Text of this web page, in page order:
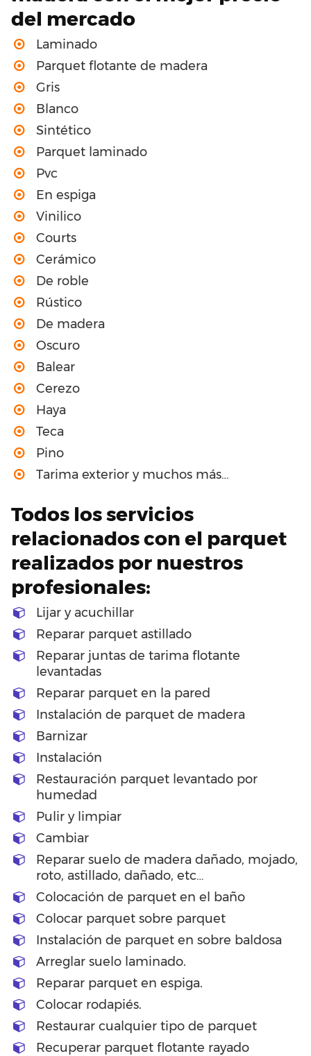
del mercado
Laminado
Parquet flotante de madera
Gris
Blanco
Sintético
Parquet laminado
Pvc
En espiga
Vinilico
Courts
Cerámico
De roble
Rústico
De madera
Oscuro
Balear
Cerezo
Haya
Teca
Pino
Tarima exterior y muchos más…
Todos los servicios
relacionados con el parquet
realizados por nuestros
profesionales:
Lijar y acuchillar
Reparar parquet astillado
Reparar juntas de tarima flotante
levantadas
Reparar parquet en la pared
Instalación de parquet de madera
Barnizar
Instalación
Restauración parquet levantado por
humedad
Pulir y limpiar
Cambiar
Reparar suelo de madera dañado, mojado,
roto, astillado, dañado, etc…
Colocación de parquet en el baño
Colocar parquet sobre parquet
Instalación de parquet en sobre baldosa
Arreglar suelo laminado.
Reparar parquet en espiga.
Colocar rodapiés.
Restaurar cualquier tipo de parquet
Recuperar parquet flotante rayado